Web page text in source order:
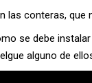
las conteras,
se debe
alguno de